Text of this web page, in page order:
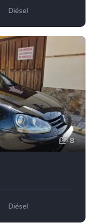
Diésel
8
Diésel